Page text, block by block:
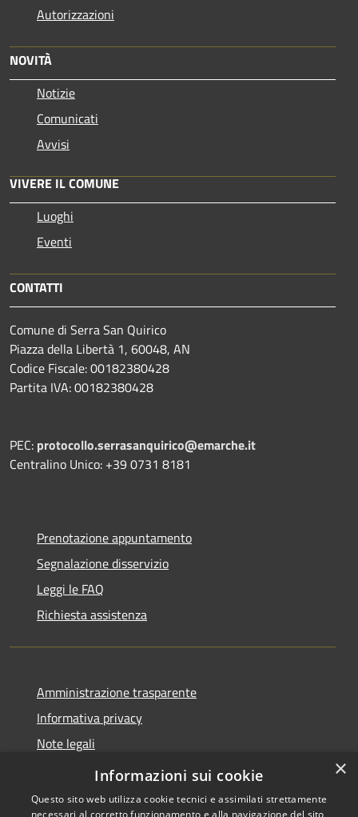
Autorizzazioni
NOVITÀ
Notizie
Comunicati
Avvisi
VIVERE IL COMUNE
Luoghi
Eventi
CONTATTI
Comune di Serra San Quirico
Piazza della Libertà 1, 60048, AN
Codice Fiscale: 00182380428
Partita IVA: 00182380428
PEC: protocollo.serrasanquirico@emarche.it
Centralino Unico: +39 0731 8181
Prenotazione appuntamento
Segnalazione disservizio
Leggi le FAQ
Richiesta assistenza
Amministrazione trasparente
Informativa privacy
Note legali
Dichiarazione di accessibilità
×
Informazioni sui cookie
Questo sito web utilizza cookie tecnici e assimilati strettamente
necessari al corretto funzionamento e alla navigazione del sito,